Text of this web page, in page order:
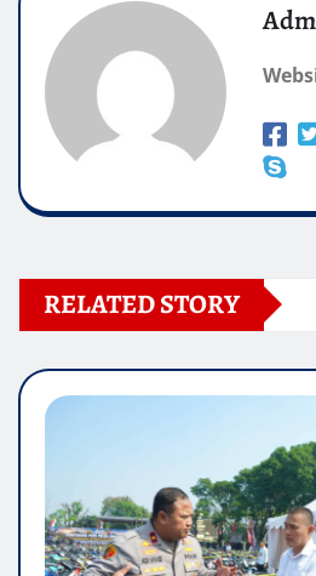
RELATED STORY